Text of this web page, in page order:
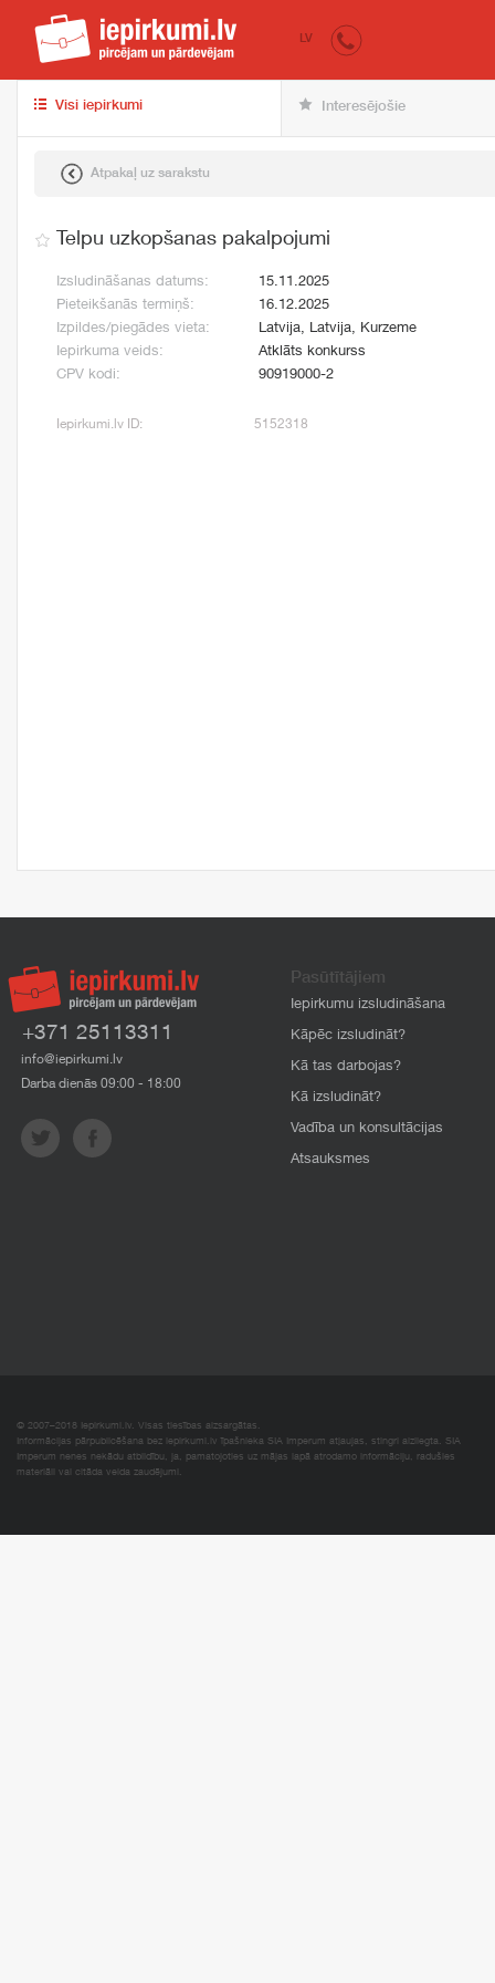
iepirkumi.lv
LV
Visi iepirkumi Interesējošie
Atpakaļ uz sarakstu
Telpu uzkopšanas pakalpojumi
Izsludināšanas datums:
15.11.2025
Pieteikšanās termiņš:
16.12.2025
Izpildes/piegādes vieta:
Latvija, Latvija, Kurzeme
Iepirkuma veids:
Atklāts konkurss
CPV kodi:
90919000-2
Iepirkumi.lv ID: 5152318
+371 25113311
info@iepirkumi.lv
Darba dienās 09:00 - 18:00
Pasūtītājiem
Iepirkumu izsludināšana
Kāpēc izsludināt?
Kā tas darbojas?
Kā izsludināt?
Vadība un konsultācijas
Atsauksmes
© 2007–2018 Iepirkumi.lv. Visas tiesības aizsargātas.
Informācijas pārpublicēšana bez iepirkumi.lv īpašnieka SIA Imperum atļaujas, stingri aizliegta. SIA
Imperum nenes nekādu atbildību, ja, pamatojoties uz mājas lapā atrodamo informāciju, radušies
materiāli vai citāda veida zaudējumi.